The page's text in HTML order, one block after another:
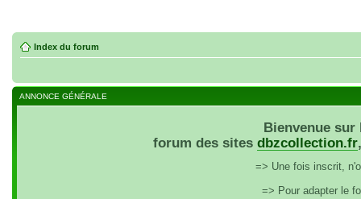
Index du forum
ANNONCE GÉNÉRALE
Bienvenue
forum des sites dbzcollection.fr
=> Une fois inscrit,
=> Pour adapter le